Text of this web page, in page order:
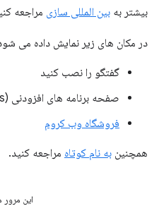
بیشتر به بین المللی سازی مراجعه
در مکان های زیر نمایش داده می
گفتگو را نصب کنید
صفحه برنامه های افزودنی (chrome://extensions)
فروشگاه وب کروم
همچنین به نام کوتاه مراجعه کنید.
این مرور